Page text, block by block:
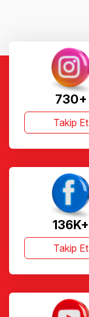
730+
Takip Et
136K+
Takip Et